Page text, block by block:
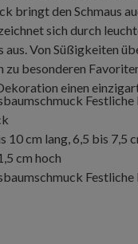
bringt den Schmaus
sich durch
Von Süßigkeiten
zu besonderen
einen
Festliche
10 cm lang, 6,5 bis 7,5
cm hoch
Festliche
7,5 cm lang, 6,5 bis 7,5